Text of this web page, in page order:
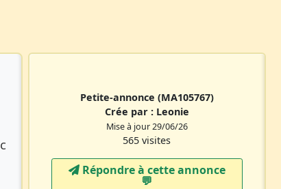
Petite-annonce (MA105767)
Crée par : Leonie
Mise à jour 29/06/26
565 visites
Répondre à cette annonce
💬​